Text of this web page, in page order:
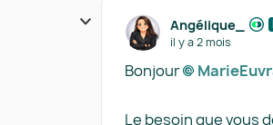
Angélique_
il y a 2 mois
Bonjour
Le besoin que vous